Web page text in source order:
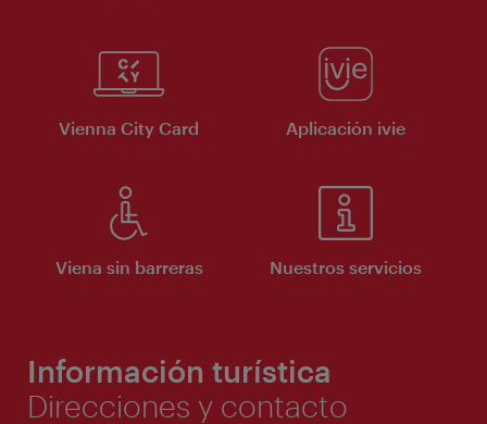
Vienna City Card Aplicación ivie
Viena sin barreras Nuestros servicios
Información turística
Direcciones y contacto